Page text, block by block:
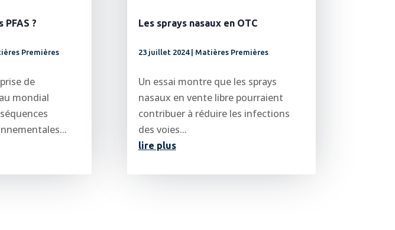
PFAS ?
Premières
de
mondial
Les sprays nasaux en OTC
23 juillet 2024| Matières Premières
Un essai montre que les sprays
nasaux en vente libre pourraient
contribuer à réduire les infections
des voies...
lire plus